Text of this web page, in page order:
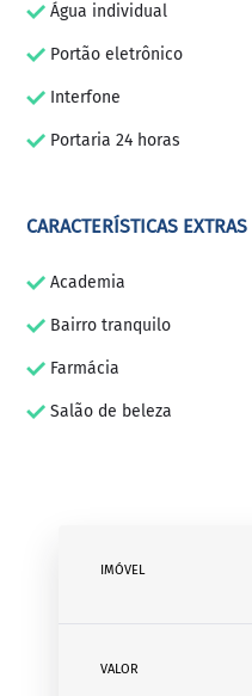
Água individual
Portão eletrônico
Interfone
Portaria 24 horas
CARACTERÍSTICAS EXTRAS
Academia
Bairro tranquilo
Farmácia
Salão de beleza
IMÓVEL
VALOR